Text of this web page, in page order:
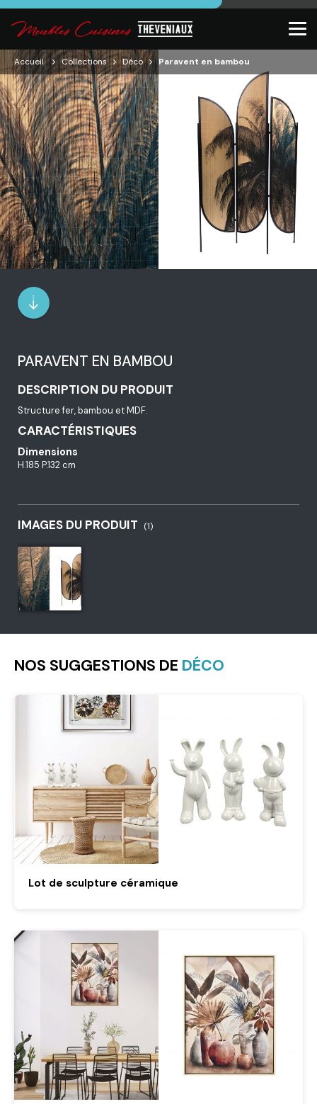
Accueil Collections Déco Paravent en bambou
PARAVENT EN BAMBOU
DESCRIPTION DU PRODUIT
Structure fer, bambou et MDF.
CARACTÉRISTIQUES
Dimensions
H.185 P.132 cm
IMAGES DU PRODUIT (1)
NOS SUGGESTIONS DE DÉCO
Lot de sculpture céramique